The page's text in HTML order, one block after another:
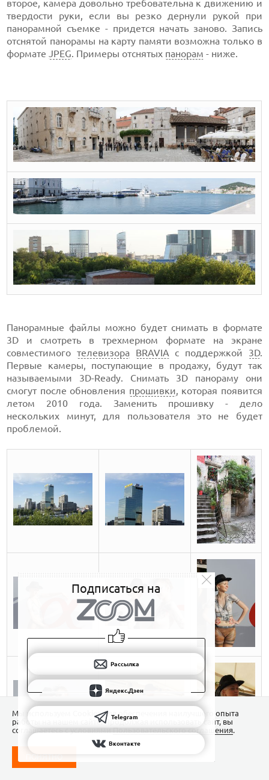
второе, камера довольно требовательна к движению и
твердости руки, если вы резко дернули рукой при
панорамной съемке - придется начать заново. Запись
отснятой панорамы на карту памяти возможна только в
форматеJPEG. Примеры отснятых панорам - ниже.
Панорамные файлы можно будет снимать в формате
3D и смотреть в трехмерном формате на экране
совместимого телевизора BRAVIA с поддержкой 3D.
Первые камеры, поступающие в продажу, будут так
называемыми 3D-Ready. Снимать 3D панораму они
смогут после обновления прошивки, которая появится
летом 2010 года. Заменить прошивку - дело
нескольких минут, для пользователя это не будет
проблемой.
Подписаться на
Рассылка
Яндекс.Дзен
Telegram
Вконтакте
Мы используем Сookies для обеспечения наилучшего опыта
работы на нашем сайте. Продолжая использовать сайт, вы
соглашаетесь с условиямиПользовательского соглашения.
ПОНЯТНО